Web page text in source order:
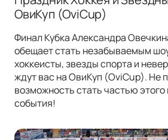
ОвиКуп (OviCup)
Финал Кубка Александра
обещает стать незабываемым
хоккеисты, звезды спорта и
ждут вас на ОвиКуп (OviCup). Не
возможность стать частью этого
события!